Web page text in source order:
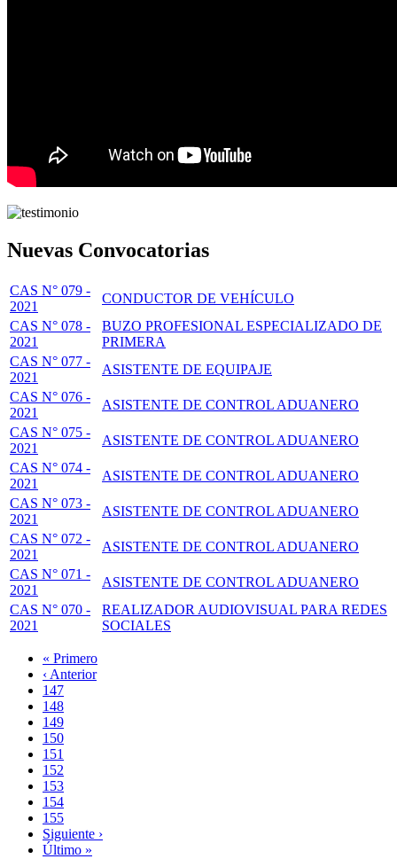
Nuevas Convocatorias
CAS N° 079 -
2021
CONDUCTOR DE VEHÍCULO
CAS N° 078 -
2021
BUZO PROFESIONAL ESPECIALIZADO DE
PRIMERA
CAS N° 077 -
2021
ASISTENTE DE EQUIPAJE
CAS N° 076 -
2021
ASISTENTE DE CONTROL ADUANERO
CAS N° 075 -
2021
ASISTENTE DE CONTROL ADUANERO
CAS N° 074 -
2021
ASISTENTE DE CONTROL ADUANERO
CAS N° 073 -
2021
ASISTENTE DE CONTROL ADUANERO
CAS N° 072 -
2021
ASISTENTE DE CONTROL ADUANERO
CAS N° 071 -
2021
ASISTENTE DE CONTROL ADUANERO
CAS N° 070 -
2021
REALIZADOR AUDIOVISUAL PARA REDES
SOCIALES
Paginación
Primera
página
« Primero
Página
anterior
‹ Anterior
Page
147
Page
148
Page
149
Page
150
Página
actual
151
Page
152
Page
153
Page
154
Page
155
Siguiente
página
Siguiente ›
Última
Último »